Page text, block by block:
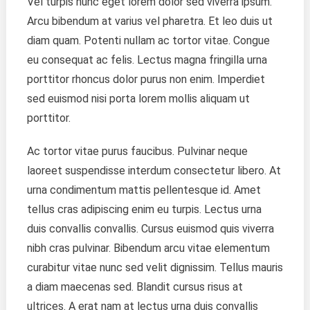
Arcu bibendum at varius vel pharetra. Et leo duis ut
diam quam. Potenti nullam ac tortor vitae. Congue
eu consequat ac felis. Lectus magna fringilla urna
porttitor rhoncus dolor purus non enim. Imperdiet
sed euismod nisi porta lorem mollis aliquam ut
porttitor.
Ac tortor vitae purus faucibus. Pulvinar neque
laoreet suspendisse interdum consectetur libero. At
urna condimentum mattis pellentesque id. Amet
tellus cras adipiscing enim eu turpis. Lectus urna
duis convallis convallis. Cursus euismod quis viverra
nibh cras pulvinar. Bibendum arcu vitae elementum
curabitur vitae nunc sed velit dignissim. Tellus mauris
a diam maecenas sed. Blandit cursus risus at
ultrices. A erat nam at lectus urna duis convallis